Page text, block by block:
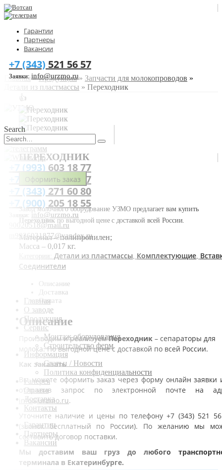
Гарантии
Партнеры
Вакансии
+7 (343) 521 56 57
Заявки:info@urzmo.ru
Search
+7 (993) 603 18 77
+7 (343)521 56 57
+7 (343) 271 60 80
+7 (900) 205 18 55
Заявки: info@urzmo.ru
90020518@mail.ru
m9936031877@yandex.ru
Главная
О заводе
Продукция
Сервис
Монтаж оборудования
Строительство ферм
Информация
Статьи / Новости
Политика конфиденциальности
Галерея
Оплата
Доставка
Контакты
Гарантии
Партнеры
Вакансии
Главная»Продукция» Запчасти для молокопроводов »
Детали из пластмассы » Переходник
👍
ПЕРЕХОДНИК
Оформить заказ
Завод молочного оборудование УЗМО предлагает вам купить
Переходникпо выгодной цене с доставкой всей России.
Материал – полипропилен;
Масса – 0,017 кг.
Категории: Детали из пластмассы Комплектующие
Соединители
Описание
Доставка
Оплата
Описание
Производим и реализуемПереходник – сепараторы для
молока. По выгодной цене с доставкой по всей России.
Как заказать
Вы можете оформить заказ через форму онлайн заявки
отправив запрос по электронной почте на
info@urzmo.ru.
Уточните наличие и цены по телефону +7 (343) 521
(звонок бесплатный по России). По желанию мы
составить договор поставки.
Мы доставим ваш груз до любого
терминала в Екатеринбурге.